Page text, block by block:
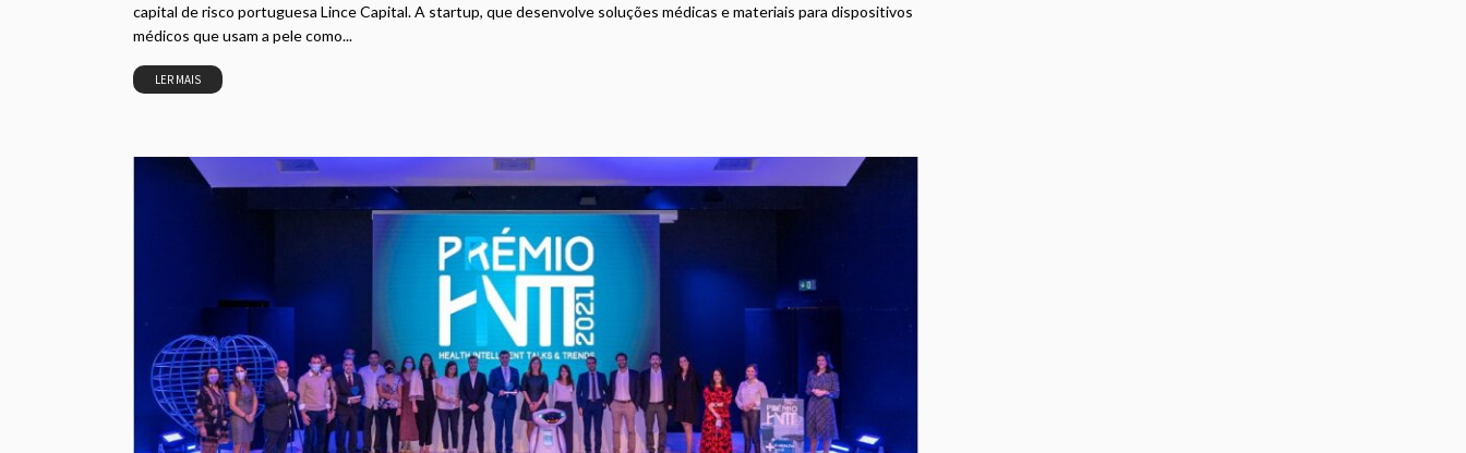
capital de risco portuguesa Lince Capital. A startup, que desenvolve soluções médicas e materiais para dispositivos
médicos que usam a pele como...
LER MAIS